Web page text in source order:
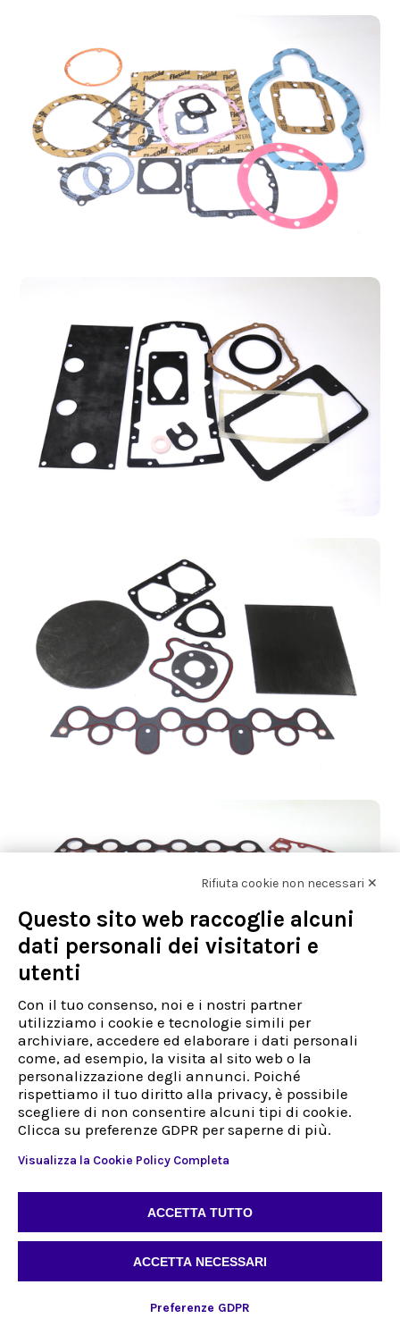
Rifiuta cookie non necessari ✕
Questo sito web raccoglie alcuni
dati personali dei visitatori e
utenti
Con il tuo consenso, noi e i nostri partner
utilizziamo i cookie e tecnologie simili per
archiviare, accedere ed elaborare i dati personali
come, ad esempio, la visita al sito web o la
personalizzazione degli annunci. Poiché
rispettiamo il tuo diritto alla privacy, è possibile
scegliere di non consentire alcuni tipi di cookie.
Clicca su preferenze GDPR per saperne di più.
Visualizza la Cookie Policy Completa
ACCETTA TUTTO
ACCETTA NECESSARI
Preferenze GDPR